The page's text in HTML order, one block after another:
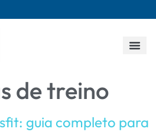
de treino
guia completo para